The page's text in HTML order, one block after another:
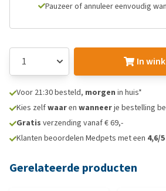
Pauzeer of annuleer eenvoudig
In
Voor 21:30 besteld, morgen in huis*
Kies zelfwaaren wanneerje bestelling
Gratis verzending vanaf € 69,-
Klanten beoordelen Medpets met een 4,6/5
Gerelateerde producten